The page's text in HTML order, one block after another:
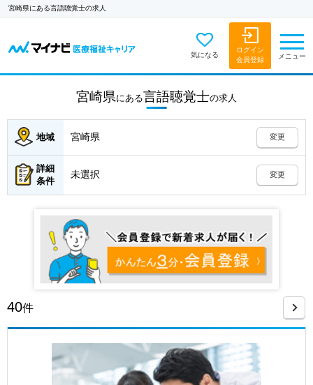
宮崎県にある言語聴覚士の求人
気になる
ログイン
会員登録
メニュー
宮崎県にある言語聴覚士の求人
地域 宮崎県 変更
詳細
条件
未選択 変更
40件